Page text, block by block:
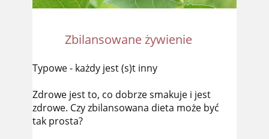
Zbilansowane żywienie
Typowe - każdy jest (s)t inny
Zdrowe jest to, co dobrze smakuje i jest
zdrowe. Czy zbilansowana dieta może być
tak prosta?